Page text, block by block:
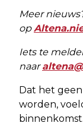
Meer
op
Iets te
naar
Dat het
worden,